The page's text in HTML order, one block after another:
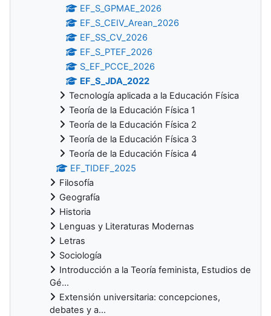
EF_S_GPMAE_2026
EF_S_CEIV_Arean_2026
EF_SS_CV_2026
EF_S_PTEF_2026
S_EF_PCCE_2026
EF_S_JDA_2022
Tecnología aplicada a la Educación Física
Teoría de la Educación Física 1
Teoría de la Educación Física 2
Teoría de la Educación Física 3
Teoría de la Educación Física 4
EF_TIDEF_2025
Filosofía
Geografía
Historia
Lenguas y Literaturas Modernas
Letras
Sociología
Introducción a la Teoría feminista, Estudios de
Gé...
Extensión universitaria: concepciones,
debates y a...